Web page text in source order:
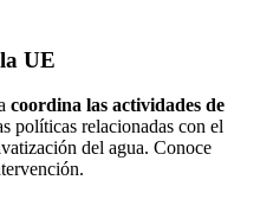
UE
coordina las actividades de
políticas relacionadas con el
del agua. Conoce